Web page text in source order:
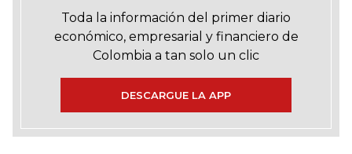
Toda la información del primer diario
económico, empresarial y financiero de
Colombia a tan solo un clic
DESCARGUE LA APP